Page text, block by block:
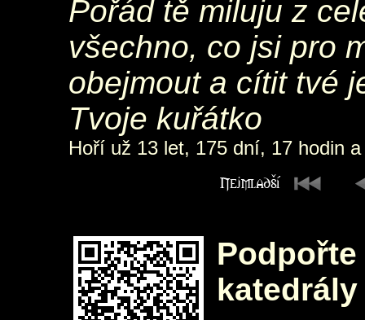
Pořád tě miluju z
všechno, co jsi pro
obejmout a cítit tvé
Tvoje kuřátko
Hoří už 13 let, 175 dní, 17 hodin
katedrály